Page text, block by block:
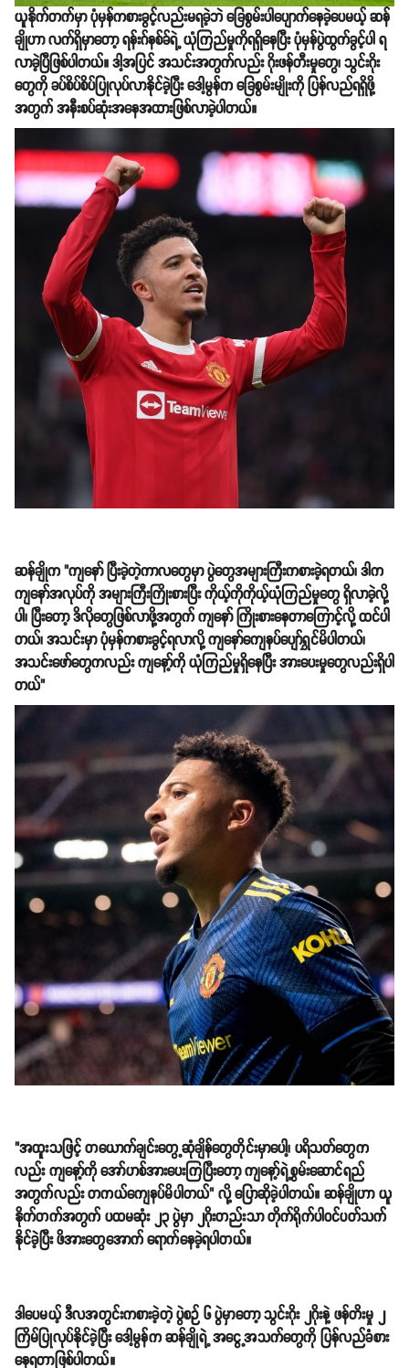
ယူနိုက်တက်မှာ ပုံမှန်ကစားခွင့်လည်းမရခဲ့ဘဲ ခြေစွမ်းပါပျောက်နေခဲ့ပေမယ့် ဆန်
ချိုဟာ လက်ရှိမှာတော့ ရန်းဂ်နစ်ခ်ရဲ့ ယုံကြည်မှုကိုရရှိနေပြီး ပုံမှန်ပွဲထွက်ခွင့်ပါ ရ
လာခဲ့ပြီဖြစ်ပါတယ်။ ဒါ့အပြင် အသင်းအတွက်လည်း ဂိုးဖန်တီးမှုတွေ၊ သွင်းဂိုး
တွေကို ခပ်စိပ်စိပ်ပြုလုပ်လာနိုင်ခဲ့ပြီး​ ဒေါ့မွန်က ခြေစွမ်းမျိုးကို ပြန်လည်ရရှိဖို့
အတွက် အနီးစပ်ဆုံးအနေအထားဖြစ်လာခဲ့ပါတယ်။
ဆန်ချိုက "ကျနော် ပြီးခဲ့တဲ့ကာလတွေမှာ ပွဲတွေအများကြီးကစားခဲ့ရတယ်၊ ဒါက
ကျနော်အလုပ်ကို အများကြီးကြိုးစားပြီး ကိုယ့်ကိုကိုယ့်ယုံကြည်မှုတွေ ရှိလာခဲ့လို့
ပါ၊ ပြီးတော့ ဒိလိုတွေဖြစ်လာဖို့အတွက် ကျနော် ကြိုးစားနေတာကြောင့်လို့ ထင်ပါ
တယ်၊ အသင်းမှာ ပုံမှန်ကစားခွင့်ရလာလို့ ကျနော်ကျေနပ်ပျော်ရွှင်မိပါတယ်၊
အသင်းဖော်တွေကလည်း ကျနော့်ကို ယုံကြည်မှုရှိနေပြီး အားပေးမှုတွေလည်းရှိပါ
တယ်"
"အထူးသဖြင့် တယောက်ချင်းတွေ့ဆုံချိန်တွေတိုင်းမှာပေါ့၊ ပရိသတ်တွေက
လည်း ကျနော့်ကို အော်ဟစ်အားပေးကြပြီးတော့ ကျနော့်ရဲ့စွမ်းဆောင်ရည်
အတွက်လည်း တကယ်ကျေနပ်မိပါတယ်" လို့ ပြောဆိုခဲ့ပါတယ်။ ဆန်ချိုဟာ ယူ
နိုက်တက်အတွက် ပထမဆုံး ၂၃ ပွဲမှာ ၂ဂိုးတည်းသာ တိုက်ရိုက်ပါဝင်ပတ်သက်
နိုင်ခဲ့ပြီး ဖိအားတွေအောက် ရောက်နေခဲ့ရပါတယ်။
ဒါပေမယ့် ဒီလအတွင်းကစားခဲ့တဲ့ ပွဲစဉ် ၆ ပွဲမှာတော့ သွင်းဂိုး ၂ဂိုးနဲ့ ဖန်တိးမှု ၂
ကြိမ်ပြုလုပ်နိုင်ခဲ့ပြီး ဒေါ့မွန်က ဆန်ချိုရဲ့ အငွေ့အသက်တွေကို ပြန်လည်ခံစား
နေရတာဖြစ်ပါတယ်။